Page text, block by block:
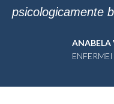
psicologicamente
ANABELA